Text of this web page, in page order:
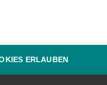
ERLAUBEN